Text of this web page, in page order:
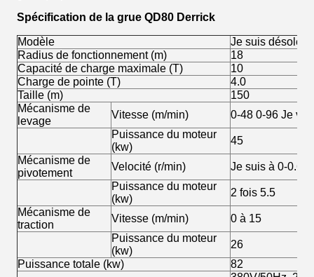
Spécification de la grue QD80 Derrick
Modèle
Je suis désolée.
Radius de fonctionnement (m)
18
Capacité de charge maximale (T)
10
Charge de pointe (T)
4.0
Taille (m)
150
Mécanisme de
levage
Vitesse (m/min)
0-48 0-96 Je
Puissance du moteur
(kw)
45
Mécanisme de
pivotement
Velocité (r/min)
Je suis à 0-0.6
Puissance du moteur
(kw)
2 fois 5.5
Mécanisme de
traction
Vitesse (m/min)
0 à 15
Puissance du moteur
(kw)
26
Puissance totale (kw)
82